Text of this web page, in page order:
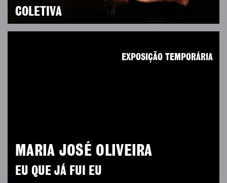
COLETIVA
MARIA JOSÉ OLIVEIRA
EU QUE JÁ FUI EU
EXPOSIÇÃO TEMPORÁRIA